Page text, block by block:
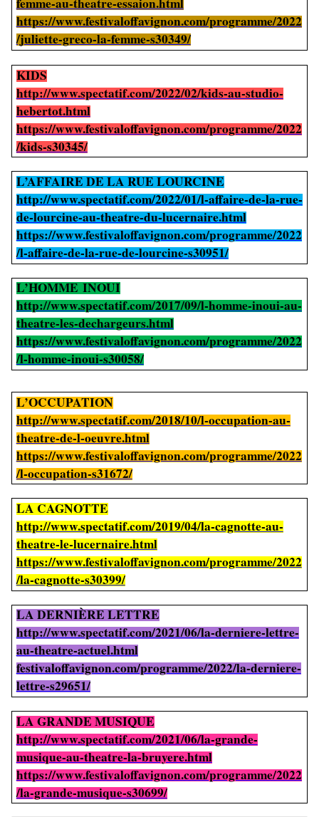
https://www.festivaloffavignon.com/programme/2022
/juliette-greco-la-femme-s30349/
KIDS
http://www.spectatif.com/2022/02/kids-au-studio-
hebertot.html
https://www.festivaloffavignon.com/programme/2022
/kids-s30345/
L’AFFAIRE DE LA RUE LOURCINE
http://www.spectatif.com/2022/01/l-affaire-de-la-rue-
de-lourcine-au-theatre-du-lucernaire.html
https://www.festivaloffavignon.com/programme/2022
/l-affaire-de-la-rue-de-lourcine-s30951/
L’HOMME INOUI
http://www.spectatif.com/2017/09/l-homme-inoui-au-
theatre-les-dechargeurs.html
https://www.festivaloffavignon.com/programme/2022
/l-homme-inoui-s30058/
L’OCCUPATION
http://www.spectatif.com/2018/10/l-occupation-au-
theatre-de-l-oeuvre.html
https://www.festivaloffavignon.com/programme/2022
/l-occupation-s31672/
LA CAGNOTTE
http://www.spectatif.com/2019/04/la-cagnotte-au-
theatre-le-lucernaire.html
https://www.festivaloffavignon.com/programme/2022
/la-cagnotte-s30399/
LA DERNIÈRE LETTRE
http://www.spectatif.com/2021/06/la-derniere-lettre-
au-theatre-actuel.html
festivaloffavignon.com/programme/2022/la-derniere-
lettre-s29651/
LA GRANDE MUSIQUE
http://www.spectatif.com/2021/06/la-grande-
musique-au-theatre-la-bruyere.html
https://www.festivaloffavignon.com/programme/2022
/la-grande-musique-s30699/